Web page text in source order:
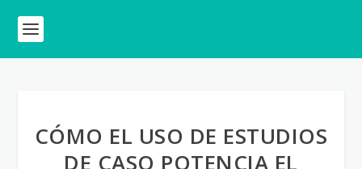
CÓMO EL USO DE ESTUDIOS
DE CASO POTENCIA EL